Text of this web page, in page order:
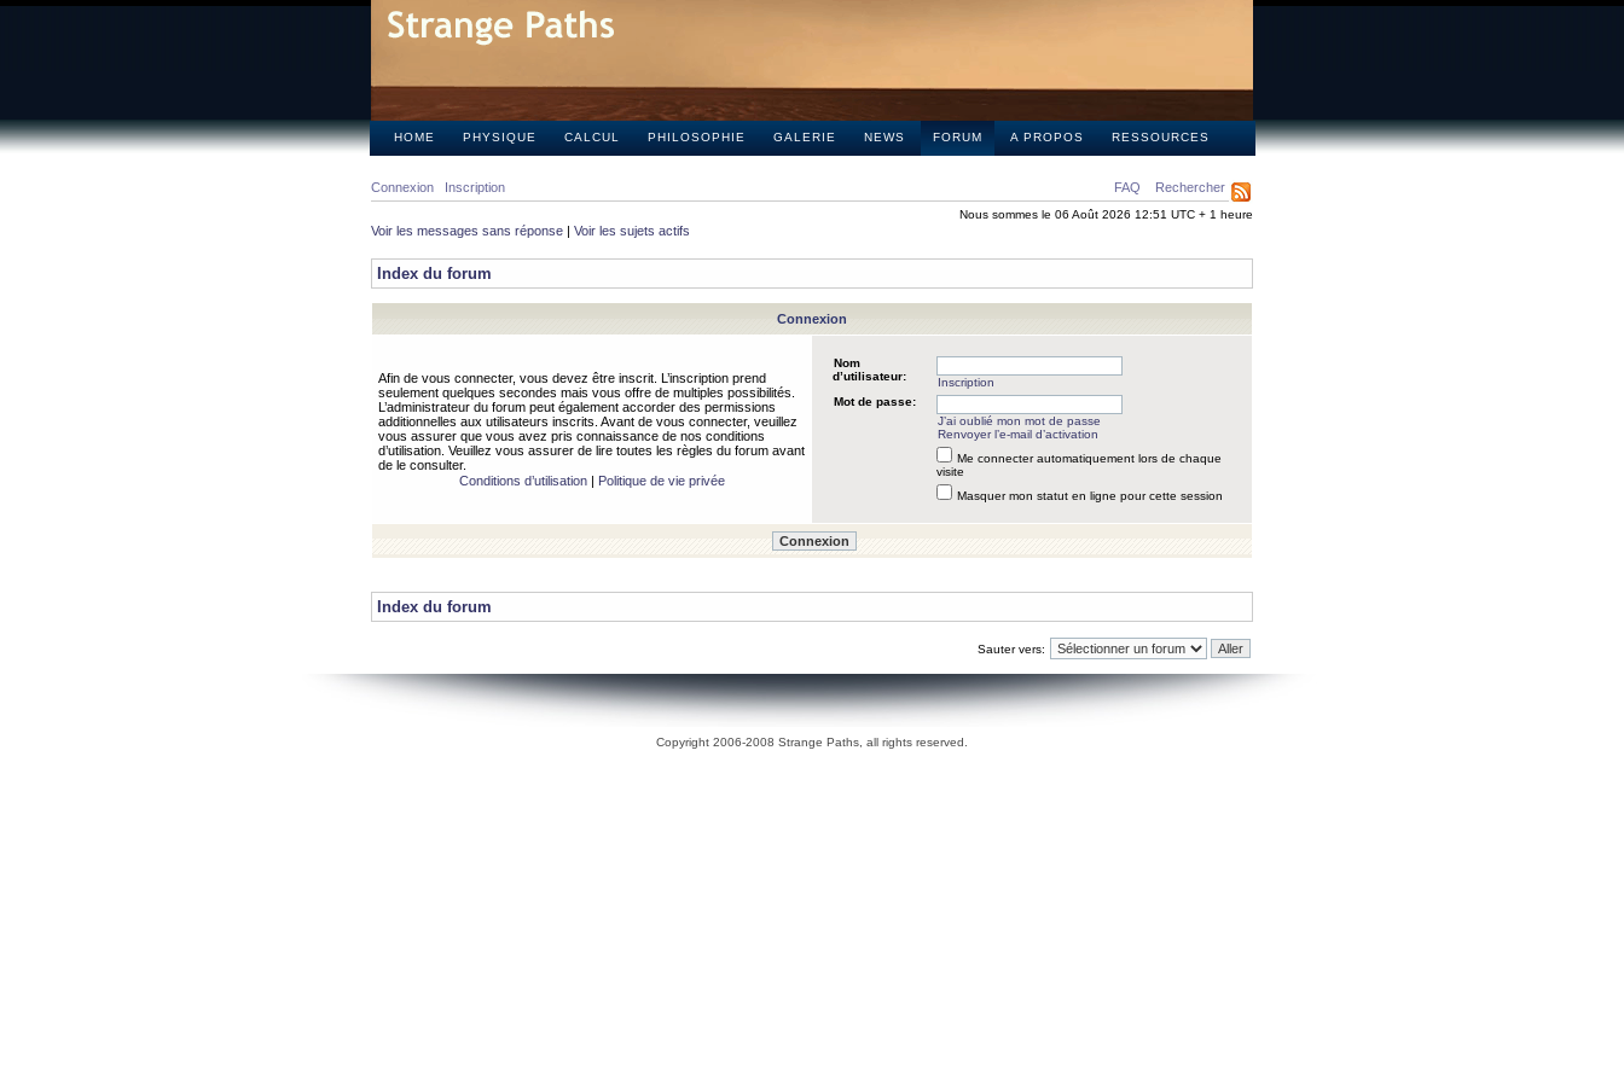
HOME PHYSIQUE CALCUL PHILOSOPHIE GALERIE NEWS FORUM A PROPOS RESSOURCES
FAQ Rechercher
Connexion Inscription
Nous sommes le 06 Août 2026 12:51 UTC + 1 heure
Voir les messages sans réponse | Voir les sujets actifs
Index du forum
Connexion
Afin de vous connecter, vous devez être inscrit. L’inscription prend
seulement quelques secondes mais vous offre de multiples possibilités.
L’administrateur du forum peut également accorder des permissions
additionnelles aux utilisateurs inscrits. Avant de vous connecter, veuillez
vous assurer que vous avez pris connaissance de nos conditions
d’utilisation. Veuillez vous assurer de lire toutes les règles du forum avant
de le consulter.
Conditions d’utilisation| Politique de vie privée
Nom
d’utilisateur:
Inscription
Mot de passe:
J’ai oublié mon mot de passe
Renvoyer l’e-mail d’activation
Me connecter automatiquement lors de chaque
visite
Masquer mon statut en ligne pour cette session
Index du forum
Sauter vers:
Copyright 2006-2008 Strange Paths, all rights reserved.